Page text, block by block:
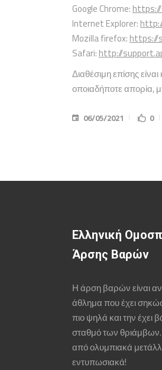
Google Chrome: https://
Internet Explorer:
Mozilla firefox: https://
Safari: http://
Διαθέσιμη επίσης
οποιαδήποτε απορία,
06/05/2021 0
Ελληνική
Άρσης Βαρών
Η άρση βαρών είναι
άθλημα που έχει
πιο ψηλά και την έχει
σταθμό των
από ολυμπιακά
εντυπωσιακά!